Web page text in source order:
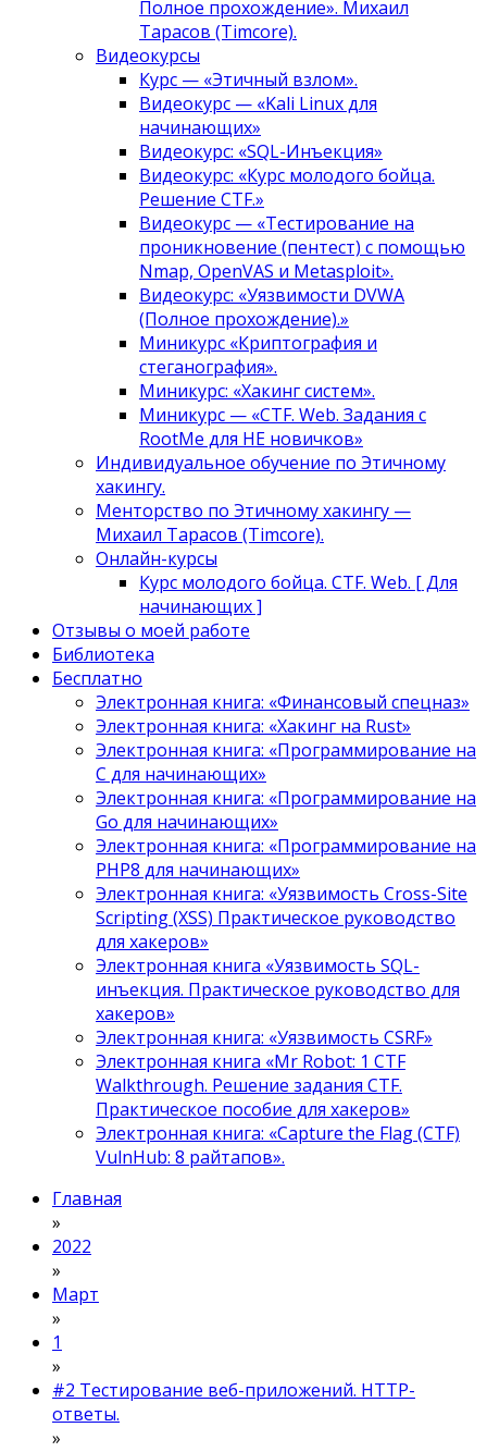
Полное прохождение». Михаил
Тарасов (Timcore).
Видеокурсы
Курс — «Этичный взлом».
Видеокурс — «Kali Linux для
начинающих»
Видеокурс: «SQL-Инъекция»
Видеокурс: «Курс молодого бойца.
Решение CTF.»
Видеокурс — «Тестирование на
проникновение (пентест) с помощью
Nmap, OpenVAS и Metasploit».
Видеокурс: «Уязвимости DVWA
(Полное прохождение).»
Миникурс «Криптография и
стеганография».
Миникурс: «Хакинг систем».
Миникурс — «CTF. Web. Задания с
RootMe для НЕ новичков»
Индивидуальное обучение по Этичному
хакингу.
Менторство по Этичному хакингу —
Михаил Тарасов (Timcore).
Онлайн-курсы
Курс молодого бойца. CTF. Web. [ Для
начинающих ]
Отзывы о моей работе
Библиотека
Бесплатно
Электронная книга: «Финансовый спецназ»
Электронная книга: «Хакинг на Rust»
Электронная книга: «Программирование на
C для начинающих»
Электронная книга: «Программирование на
Go для начинающих»
Электронная книга: «Программирование на
PHP8 для начинающих»
Электронная книга: «Уязвимость Cross-Site
Scripting (XSS) Практическое руководство
для хакеров»
Электронная книга «Уязвимость SQL-
инъекция. Практическое руководство для
хакеров»
Электронная книга: «Уязвимость CSRF»
Электронная книга «Mr Robot: 1 CTF
Walkthrough. Решение задания CTF.
Практическое пособие для хакеров»
Электронная книга: «Capture the Flag (CTF)
VulnHub: 8 райтапов».
Главная
»
2022
»
Март
»
1
»
#2 Тестирование веб-приложений. HTTP-
ответы.
»